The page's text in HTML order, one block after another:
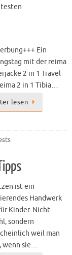
Ein
mit der reima
2 in 1 Travel
2 in 1 Tibia…
lesen
ist ein
Handwerk
Kinder. Nicht
sondern
weil man
wenn sie…